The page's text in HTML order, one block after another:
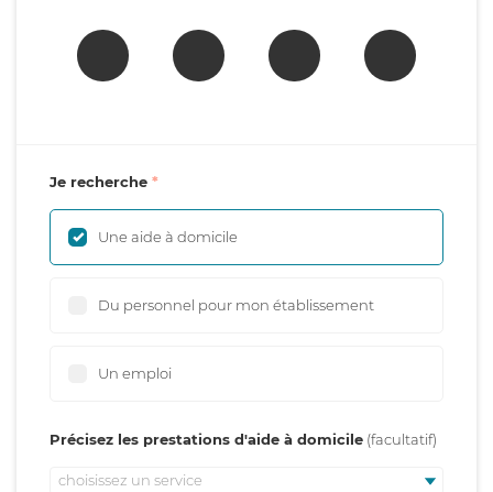
Je recherche
Une aide à domicile
Du personnel pour mon établissement
Un emploi
Précisez les prestations d'aide à domicile
choisissez un service